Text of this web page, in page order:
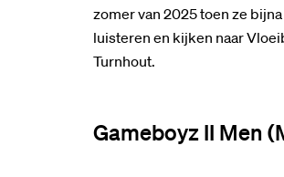
zomer van 2025 toen ze
luisteren en kijken naar
Turnhout.
Gameboyz II Men